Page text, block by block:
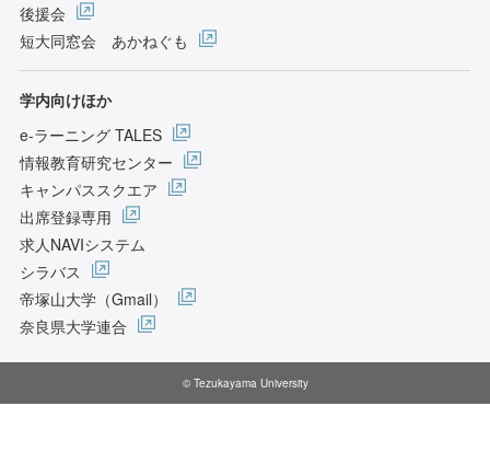
後援会
短大同窓会 あかねぐも
学内向けほか
e-ラーニング TALES
情報教育研究センター
キャンパススクエア
出席登録専用
求人NAVIシステム
シラバス
帝塚山大学（Gmail）
奈良県大学連合
© Tezukayama University